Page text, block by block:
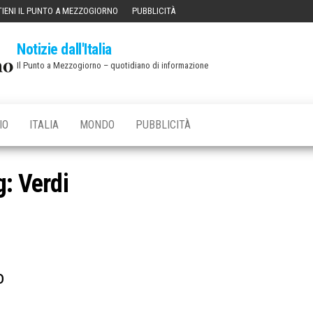
IL PUNTO A MEZZOGIORNO PUBBLICITÀ
Notizie dall'Italia
Il Punto a Mezzogiorno – quotidiano di informazione
ITALIA MONDO PUBBLICITÀ
Verdi